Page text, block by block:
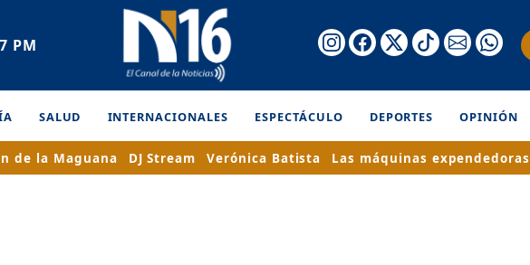
PM
SALUD INTERNACIONALES ESPECTÁCULO DEPORTES OPINIÓN
de la Maguana DJ Stream Verónica Batista Las máquinas expendedoras